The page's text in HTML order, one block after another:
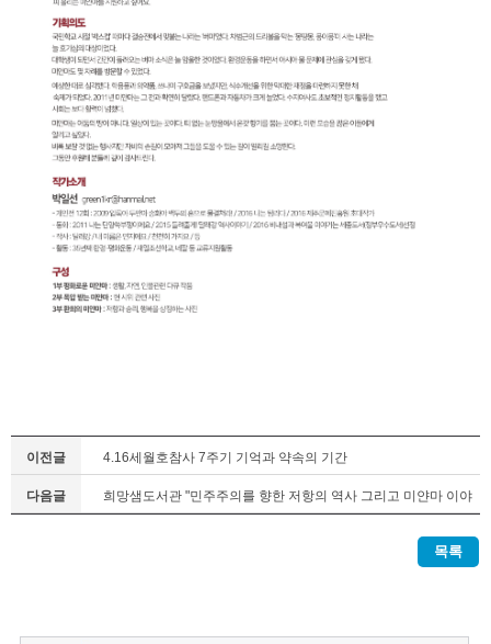
이전글 4.16세월호참사 7주기 기억과 약속의 기간
다음글 희망샘도서관 "민주주의를 향한 저항의 역사 그리고 미얀마 이야
목록